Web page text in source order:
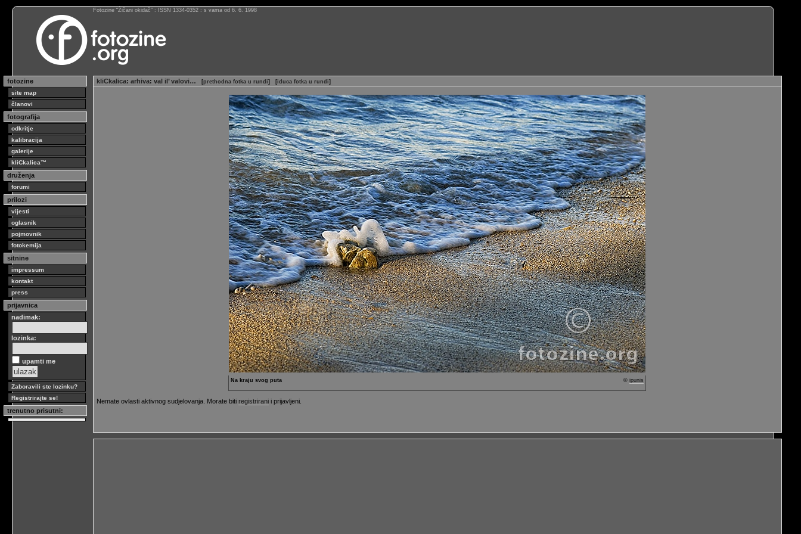
Fotozine “Žičani okidač” : ISSN 1334-0352 : s vama od 6. 6. 1998
fotozine
site map
članovi
fotografija
odkritje
kalibracija
galerije
kliCkalica™
druženja
forumi
prilozi
vijesti
oglasnik
pojmovnik
fotokemija
sitnine
impressum
kontakt
press
prijavnica
nadimak:
lozinka:
upamti me
Zaboravili ste lozinku?
Registrirajte se!
trenutno prisutni:
kliCkalica: arhiva: val il’ valovi… [prethodna fotka u rundi] [iduca fotka u rundi]
©ipunis
Na kraju svog puta
Nemate ovlasti aktivnog sudjelovanja. Morate biti registrirani i prijavljeni.